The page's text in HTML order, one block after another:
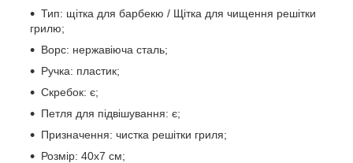
Тип: щітка для барбекю / Щітка для чищення решітки
грилю;
Ворс: нержавіюча сталь;
Ручка: пластик;
Скребок: є;
Петля для підвішування: є;
Призначення: чистка решітки гриля;
Розмір: 40х7 см;